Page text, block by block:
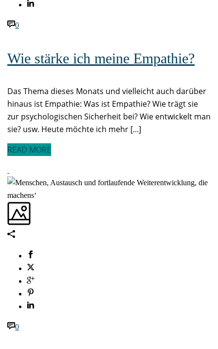
0
Wie stärke ich meine Empathie?
Das Thema dieses Monats und vielleicht auch darüber
hinaus ist Empathie: Was ist Empathie? Wie trägt sie
zur psychologischen Sicherheit bei? Wie entwickelt man
sie? usw. Heute möchte ich mehr [...]
READ MORE
0